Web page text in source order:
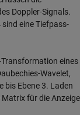
Doppler-Signals.
eine Tiefpass-
Transformation eines
Wavelet,
bis Ebene 3. Laden
Matrix für die Anzeige